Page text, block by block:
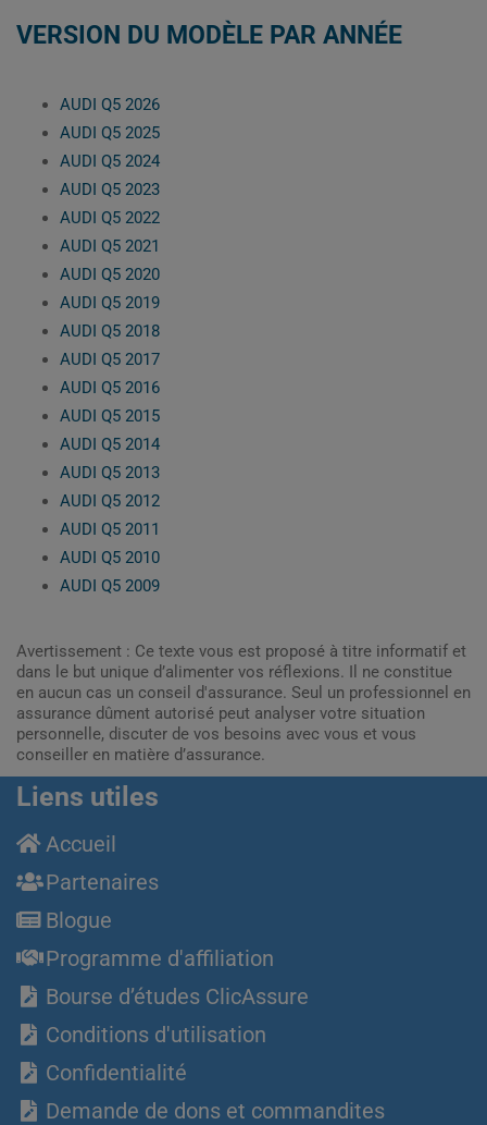
VERSION DU MODÈLE PAR ANNÉE
AUDI Q5 2026
AUDI Q5 2025
AUDI Q5 2024
AUDI Q5 2023
AUDI Q5 2022
AUDI Q5 2021
AUDI Q5 2020
AUDI Q5 2019
AUDI Q5 2018
AUDI Q5 2017
AUDI Q5 2016
AUDI Q5 2015
AUDI Q5 2014
AUDI Q5 2013
AUDI Q5 2012
AUDI Q5 2011
AUDI Q5 2010
AUDI Q5 2009
Avertissement : Ce texte vous est proposé à titre informatif et
dans le but unique d’alimenter vos réflexions. Il ne constitue
en aucun cas un conseil d'assurance. Seul un professionnel en
assurance dûment autorisé peut analyser votre situation
personnelle, discuter de vos besoins avec vous et vous
conseiller en matière d’assurance.
Liens utiles
Accueil
Partenaires
Blogue
Programme d'affiliation
Bourse d’études ClicAssure
Conditions d'utilisation
Confidentialité
Demande de dons et commandites